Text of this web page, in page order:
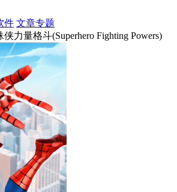
件 文章专题
侠力量格斗(Superhero Fighting Powers)